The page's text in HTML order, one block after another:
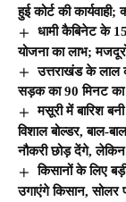
हुई कोर्ट की
धामी कैबिनेट के
योजना का लाभ;
उत्तराखंड के लाल
सड़क का 90 मिनट
मसूरी में बारिश
विशाल बोल्डर, बाल-
नौकरी छोड़ देंगे, लेकिन
किसानों के लिए
उगाएंगे किसान, सोलर